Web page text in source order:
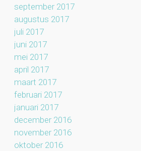
september 2017
augustus 2017
juli 2017
juni 2017
mei 2017
april 2017
maart 2017
februari 2017
januari 2017
december 2016
november 2016
oktober 2016